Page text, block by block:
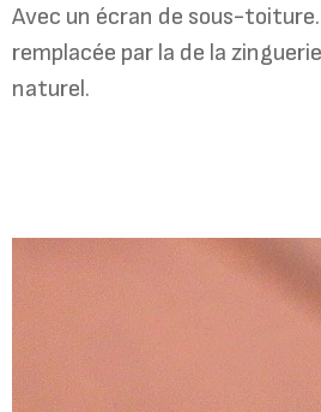
Avec un écran de sous-
remplacée par la de la
naturel.